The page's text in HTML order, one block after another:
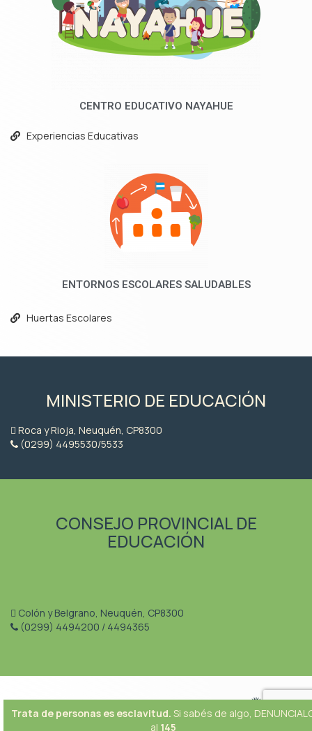
CENTRO EDUCATIVO NAYAHUE
Experiencias Educativas
ENTORNOS ESCOLARES SALUDABLES
Huertas Escolares
MINISTERIO DE EDUCACIÓN
Roca y Rioja, Neuquén, CP8300
(0299) 4495530/5533
CONSEJO PROVINCIAL DE
EDUCACIÓN
Colón y Belgrano, Neuquén, CP8300
(0299) 4494200 / 4494365
Trata de personas es esclavitud. Si sabés de algo,
al 145